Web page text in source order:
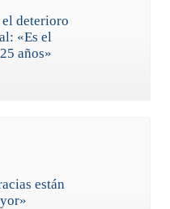
deterioro
«Es el
años»
están